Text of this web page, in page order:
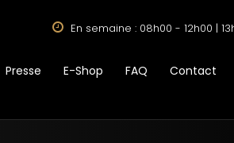
En semaine : 08h00 - 12h00 |
Presse E-Shop FAQ Contact